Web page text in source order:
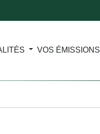
VOS ÉMISSIONS